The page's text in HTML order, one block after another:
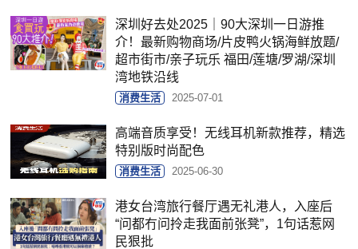
深圳好去处2025｜90大深圳一日游推
介！最新购物商场/片皮鸭火锅海鲜放题/
超市街市/亲子玩乐 福田/莲塘/罗湖/深圳
湾地铁沿线
消费生活 2025-07-01
高端音质享受！无线耳机新款推荐，精选
特别版时尚配色
消费生活 2025-06-30
港女台湾旅行餐厅遇无礼港人，入座后
“问都冇问拎走我面前张凳”，1句话惹网
民狠批